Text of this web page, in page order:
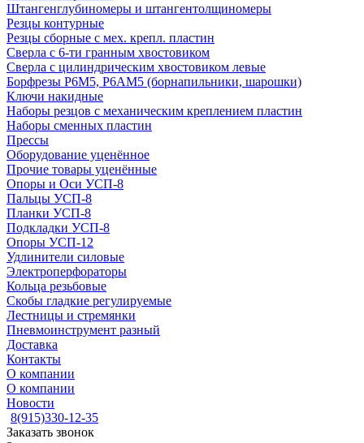
Штангенглубиномеры и штангентолщиномеры
Резцы контурные
Резцы сборные с мех. крепл. пластин
Сверла с 6-ти гранным хвостовиком
Сверла с цилиндрическим хвостовиком левые
Борфрезы Р6М5, Р6АМ5 (борнапильники, шарошки)
Ключи накидные
Наборы резцов с механическим креплением пластин
Наборы сменных пластин
Прессы
Оборудование уценённое
Прочие товары уценённые
Опоры и Оси УСП-8
Пальцы УСП-8
Планки УСП-8
Подкладки УСП-8
Опоры УСП-12
Удлинители силовые
Электроперфораторы
Кольца резьбовые
Скобы гладкие регулируемые
Лестницы и стремянки
Пневмоинструмент разный
Доставка
Контакты
О компании
О компании
Новости
8(915)330-12-35
Заказать звонок